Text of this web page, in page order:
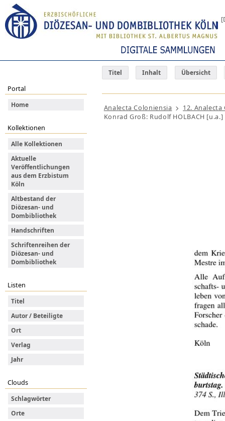
Titel Inhalt Übersicht
Portal
Home
Kollektionen
Alle Kollektionen
Aktuelle
Veröffentlichungen
aus dem Erzbistum
Köln
Altbestand der
Diözesan- und
Dombibliothek
Handschriften
Schriftenreihen der
Diözesan- und
Dombibliothek
Listen
Titel
Autor / Beteiligte
Ort
Verlag
Jahr
Clouds
Schlagwörter
Orte
Analecta Coloniensia
12.
Konrad Groß: Rudolf HOLBACH